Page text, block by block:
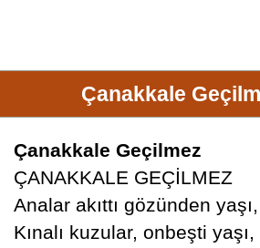
Çanakkale
Çanakkale Geçilmez
ÇANAKKALE GEÇİLMEZ
Analar akıttı gözünden yaşı,
Kınalı kuzular, onbeşti yaşı,